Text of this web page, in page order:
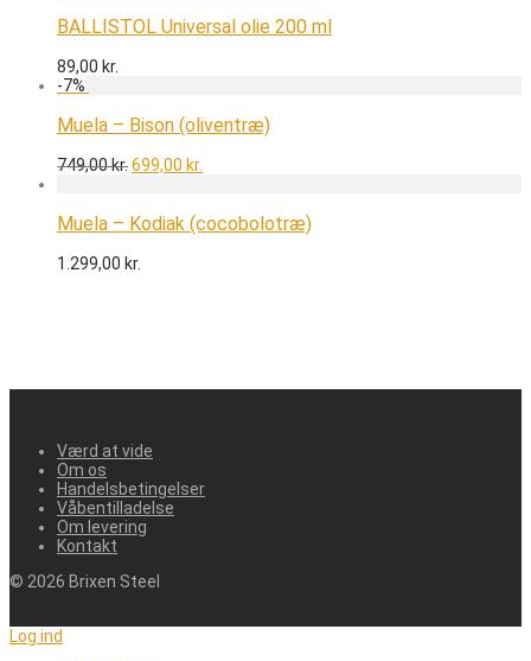
BALLISTOL Universal olie 200 ml
89,00 kr.
-7%
Muela – Bison (oliventræ)
749,00kr.Den
var:
749,00 kr..
699,00 kr.
er:
Muela – Kodiak (cocobolotræ)
1.299,00 kr.
Værd at vide
Om os
Handelsbetingelser
Våbentilladelse
Om levering
Kontakt
© 2026 Brixen Steel
Log ind